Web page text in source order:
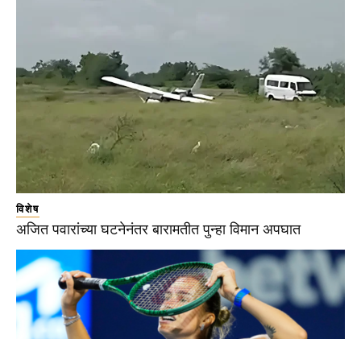
विशेष
अजित पवारांच्या घटनेनंतर बारामतीत पुन्हा विमान अपघात